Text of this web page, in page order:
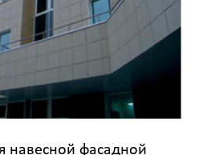
навесной фасадной